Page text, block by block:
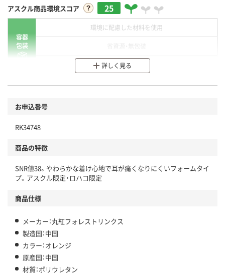
アスクル商品環境スコア 25
容器
包装
環境に配慮した材料を使用
分別・リサイクルしやすい設計
本体
仕組
アスクルで資源循環している
アスクル商品環境スコア詳細／加点項目
詳しく見る
お申込番号
RK34748
商品の特徴
SNR値38。やわらかな着け心地で耳が痛くなりにくいフォームタイ
プ。アスクル限定・ロハコ限定
商品仕様
メーカー：丸紅フォレストリンクス
製造国：中国
カラー：オレンジ
原産国：中国
材質：ポリウレタン